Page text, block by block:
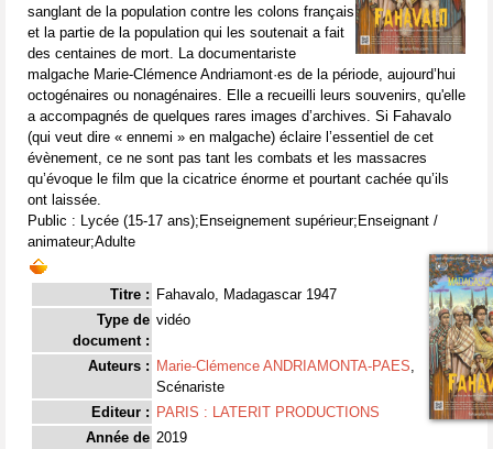
sanglant de la population contre les colons français
et la partie de la population qui les soutenait a fait
des centaines de mort. La documentariste
malgache Marie-Clémence Andriamont·es de la période, aujourd’hui
octogénaires ou nonagénaires. Elle a recueilli leurs souvenirs, qu'elle
a accompagnés de quelques rares images d’archives. Si Fahavalo
(qui veut dire « ennemi » en malgache) éclaire l’essentiel de cet
évènement, ce ne sont pas tant les combats et les massacres
qu’évoque le film que la cicatrice énorme et pourtant cachée qu’ils
ont laissée.
Public : Lycée (15-17 ans);Enseignement supérieur;Enseignant /
animateur;Adulte
Titre : Fahavalo, Madagascar 1947
Type de
document :
vidéo
Auteurs : Marie-Clémence ANDRIAMONTA-PAES,
Scénariste
Editeur : PARIS : LATERIT PRODUCTIONS
Année de 2019